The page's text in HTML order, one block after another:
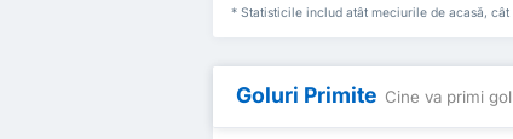
* Statisticile includ atât meciurile de acasă,
Goluri Primite Cine va primi